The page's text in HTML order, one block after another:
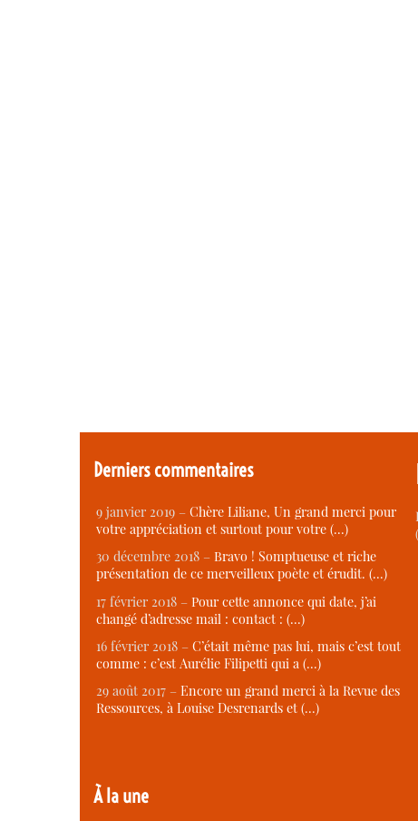
Derniers commentaires
9 janvier 2019 – Chère Liliane, Un grand merci pour
votre appréciation et surtout pour votre (…)
30 décembre 2018 – Bravo ! Somptueuse et riche
présentation de ce merveilleux poète et érudit. (…)
17 février 2018 – Pour cette annonce qui date, j’ai
changé d’adresse mail : contact : (…)
16 février 2018 – C’était même pas lui, mais c’est tout
comme : c’est Aurélie Filipetti qui a (…)
29 août 2017 – Encore un grand merci à la Revue des
Ressources, à Louise Desrenards et (…)
À la une